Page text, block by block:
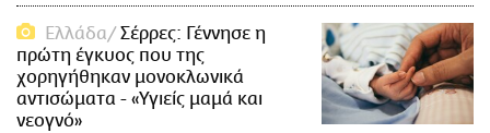
Ελλάδα
Σέρρες: Γέννησε η
πρώτη έγκυος που της
χορηγήθηκαν μονοκλωνικά
αντισώματα - «Υγιείς μαμά και
νεογνό»